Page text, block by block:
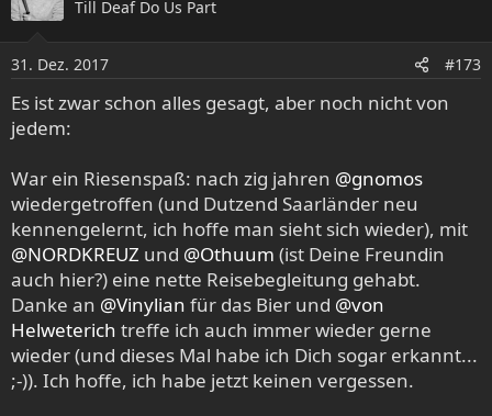
Till Deaf Do Us Part
31. Dez. 2017 #173
Es ist zwar schon alles gesagt, aber noch nicht von
jedem:
War ein Riesenspaß: nach zig jahren @gnomos
wiedergetroffen (und Dutzend Saarländer neu
kennengelernt, ich hoffe man sieht sich wieder), mit
@NORDKREUZ und @Othuum (ist Deine Freundin
auch hier?) eine nette Reisebegleitung gehabt.
Danke an @Vinylian für das Bier und @von
Helweterich treffe ich auch immer wieder gerne
wieder (und dieses Mal habe ich Dich sogar erkannt...
;-)). Ich hoffe, ich habe jetzt keinen vergessen.